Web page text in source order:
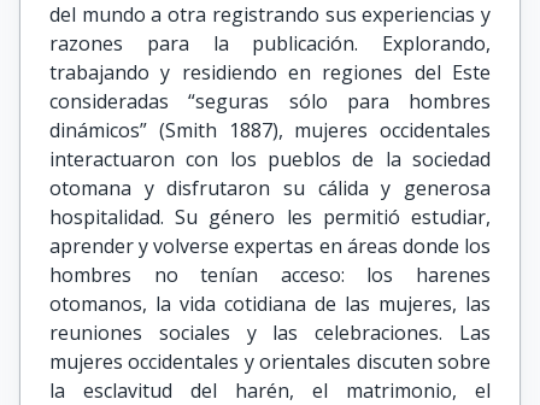
del mundo a otra registrando sus experiencias y
razones para la publicación. Explorando,
trabajando y residiendo en regiones del Este
consideradas “seguras sólo para hombres
dinámicos” (Smith 1887), mujeres occidentales
interactuaron con los pueblos de la sociedad
otomana y disfrutaron su cálida y generosa
hospitalidad. Su género les permitió estudiar,
aprender y volverse expertas en áreas donde los
hombres no tenían acceso: los harenes
otomanos, la vida cotidiana de las mujeres, las
reuniones sociales y las celebraciones. Las
mujeres occidentales y orientales discuten sobre
la esclavitud del harén, el matrimonio, el